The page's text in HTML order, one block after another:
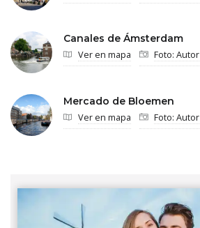
Canales de Ámsterdam
Ver en mapa Foto:
Mercado de Bloemen
Ver en mapa Foto: